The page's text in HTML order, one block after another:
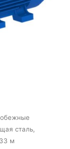
сталь,
м